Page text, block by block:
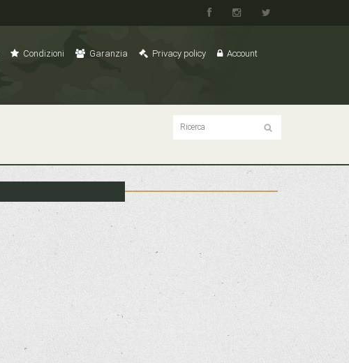
Condizioni Garanzia Privacy policy
Account